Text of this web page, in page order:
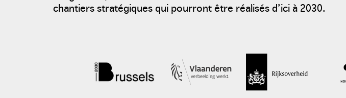
chantiers stratégiques qui pourront être réalisés d’ici à 2030.